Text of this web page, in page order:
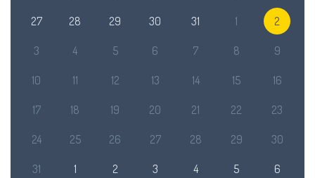
27 28 29 30 31 1 2
3 4 5 6 7 8 9
10 11 12 13 14 15 16
17 18 19 20 21 22 23
24 25 26 27 28 29 30
31 1 2 3 4 5 6